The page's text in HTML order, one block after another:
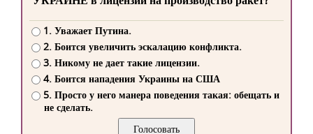
1. Уважает Путина.
2. Боится увеличить эскалацию конфликта.
3. Никому не дает такие лицензии.
4. Боится нападения Украины на США
5. Просто у него манера поведения такая: обещать и
не сделать.